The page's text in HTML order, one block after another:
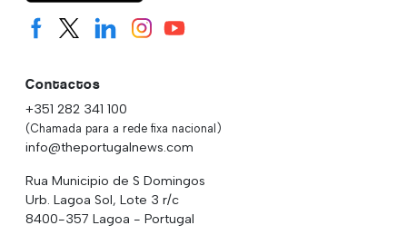
Contactos
+351 282 341 100
(Chamada para a rede fixa nacional)
info@theportugalnews.com
Rua Municipio de S Domingos
Urb. Lagoa Sol, Lote 3 r/c
8400-357 Lagoa - Portugal